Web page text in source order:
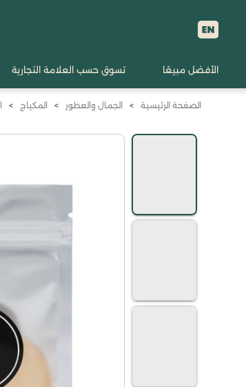
الأفضل مبيعًا تسوق حسب العلامة التجارية
الصفحة الرئيسية > الجمال والعطور > المكياج >